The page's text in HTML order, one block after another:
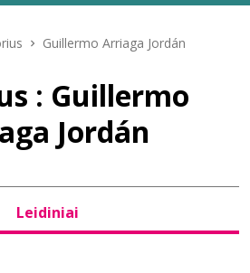
Guillermo Arriaga Jordán
: Guillermo
Jordán
Leidiniai